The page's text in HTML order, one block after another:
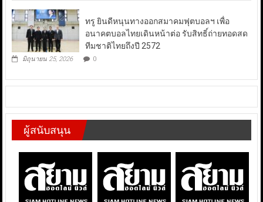
ทรู ยินดีหนุนทางออกสมาคมฟุตบอลฯ เพื่อ
อนาคตบอลไทยเดินหน้าต่อ รับสิทธิ์ถ่ายทอดสด
ทีมชาติไทยถึงปี 2572
มิถุนายน 25, 2026 0
ผู้สนับสนุน